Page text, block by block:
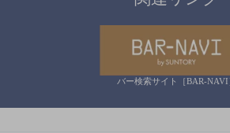
バー検索サイト［BAR-NAVI